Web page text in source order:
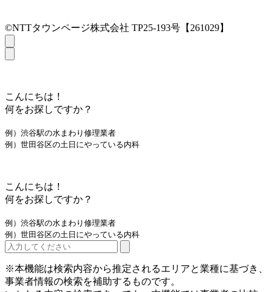
©NTTタウンページ株式会社 TP25-193号【261029】
こんにちは！
何をお探しですか？
例）渋谷駅の水まわり修理業者
例）世田谷区の土日にやっている内科
こんにちは！
何をお探しですか？
例）渋谷駅の水まわり修理業者
例）世田谷区の土日にやっている内科
※本機能は検索内容から推定されるエリアと業種に基づき、
事業者情報の検索を補助するものです。